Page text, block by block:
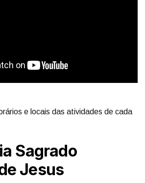
e locais das atividades de cada
Sagrado
Jesus